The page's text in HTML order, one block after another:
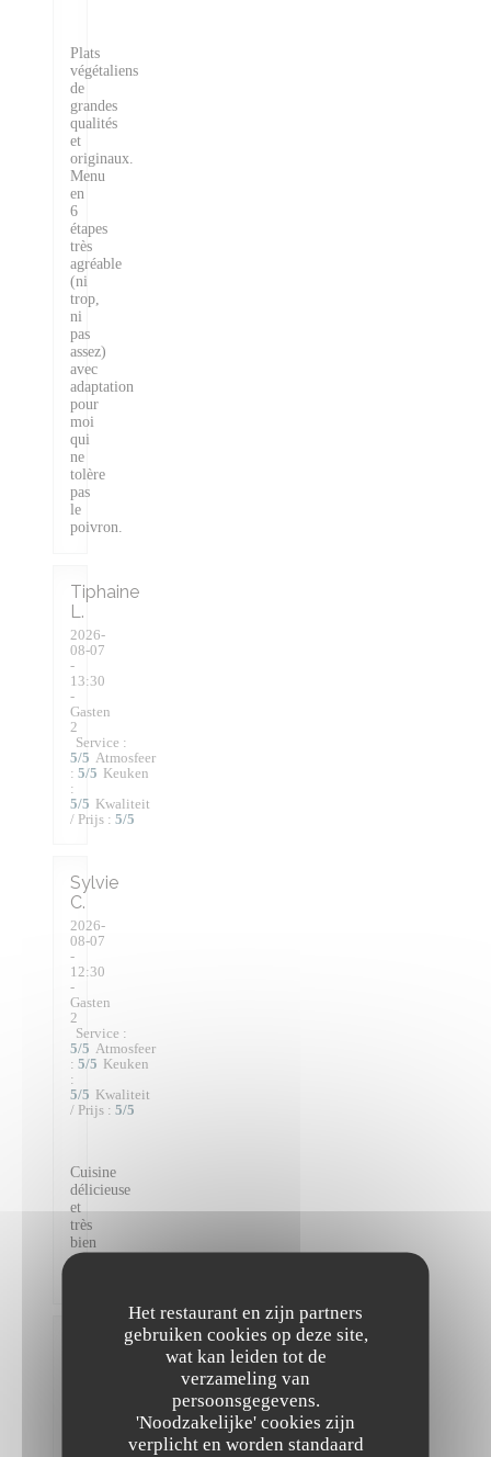
Het restaurant en zijn partners
gebruiken cookies op deze site,
wat kan leiden tot de
verzameling van
persoonsgegevens.
'Noodzakelijke' cookies zijn
verplicht en worden standaard
Plats
végétaliens
de
grandes
qualités
et
originaux.
Menu
en
6
étapes
très
agréable
(ni
trop,
ni
pas
assez)
avec
adaptation
pour
moi
qui
ne
tolère
pas
le
poivron.
Tiphaine
L
2026-
08-07
-
13:30
-
Gasten
2
Service :
5/5 Atmosfeer
: 5/5 Keuken
:
5/5 Kwaliteit
/ Prijs : 5/5
Sylvie
C
2026-
08-07
-
12:30
-
Gasten
2
Service :
5/5 Atmosfeer
: 5/5 Keuken
:
5/5 Kwaliteit
/ Prijs : 5/5
Cuisine
délicieuse
et
très
bien
préparée
Victoire